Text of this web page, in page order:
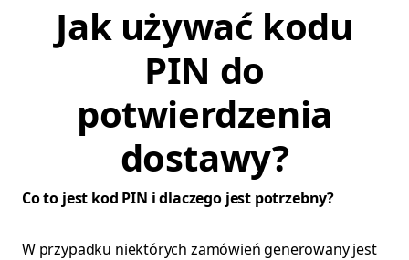
Jak używać kodu
PIN do
potwierdzenia
dostawy?
Co to jest kod PIN i dlaczego jest potrzebny?
W przypadku niektórych zamówień generowany jest